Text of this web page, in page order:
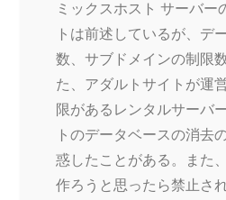
ミックスホスト サーバー
トは前述しているが、デ
数、サブドメインの制限
た、アダルトサイトが運
限があるレンタルサーバ
トのデータベースの消去
惑したことがある。また
作ろうと思ったら禁止さ